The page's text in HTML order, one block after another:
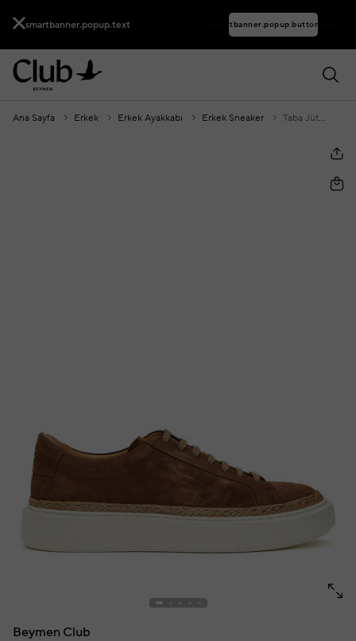
smartbanner.popup.text smartbanner.popup.buttontext
Ana Sayfa Erkek Erkek Ayakkabı Erkek Sneaker Taba Jüt Detaylı Erkek Süet Sneaker
Beymen Club